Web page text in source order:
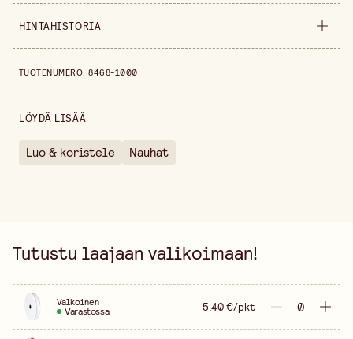
Leveys 10 mm
Myyntiyksikkö
HINTAHISTORIA
TUOTENUMERO:8468-1000
LÖYDÄ LISÄÄ
Luo & koristele Nauhat
Tutustu laajaan valikoimaan!
Valkoinen
Varastossa 5,40 €/pkt